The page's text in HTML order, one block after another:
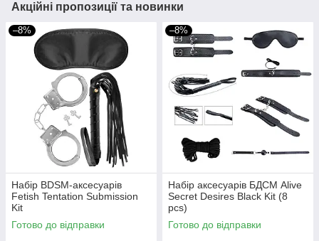
Акційні пропозиції та новинки
–8%
Набір BDSM-аксесуарів
Fetish Tentation Submission
Kit
Готово до відправки
–8%
Набір аксесуарів БДСМ Alive
Secret Desires Black Kit (8
pcs)
Готово до відправки